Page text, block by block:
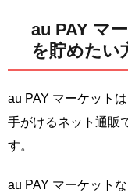
au PAY マ
を貯めたい
au PAY マーケット
手がけるネット通販
す。
au PAY マーケット